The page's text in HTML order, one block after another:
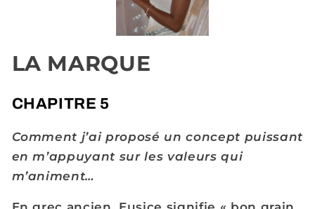
LA MARQUE
CHAPITRE 5
Comment j’ai proposé un concept puissant
en m’appuyant sur les valeurs qui
m’animent…